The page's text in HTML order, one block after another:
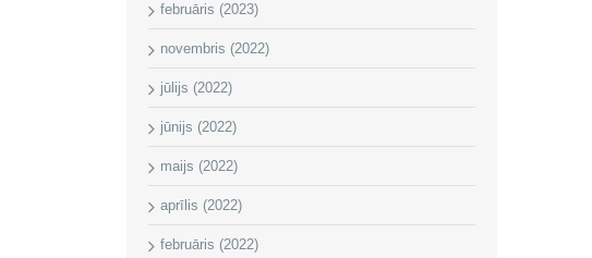
februāris (2023)
novembris (2022)
jūlijs (2022)
jūnijs (2022)
maijs (2022)
aprīlis (2022)
februāris (2022)